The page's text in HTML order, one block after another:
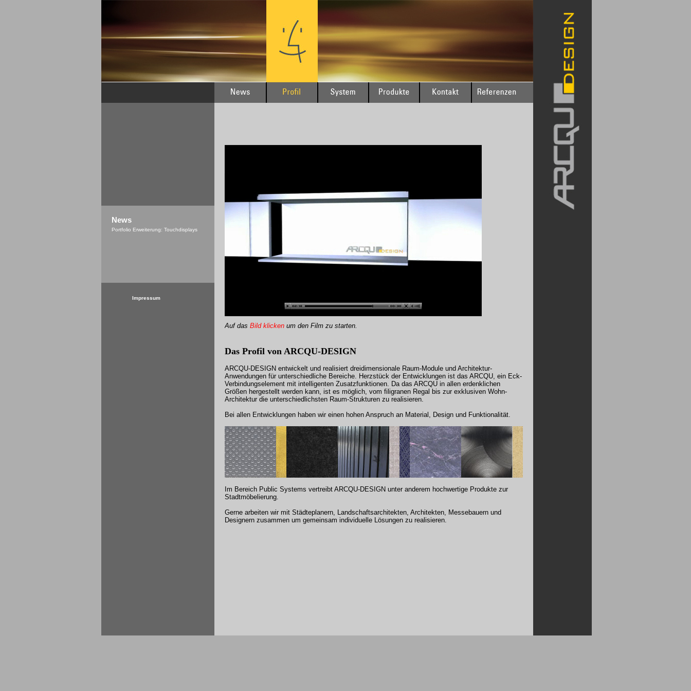
Auf das Bild klicken um den Film zu starten.
Das Profil von ARCQU-DESIGN
ARCQU-DESIGN entwickelt und realisiert dreidimensionale Raum-Module und Architektur-
Anwendungen für unterschiedliche Bereiche. Herzstück der Entwicklungen ist das ARCQU, ein Eck-
Verbindungselement mit intelligenten Zusatzfunktionen. Da das ARCQU in allen erdenklichen
Größen hergestellt werden kann, ist es möglich, vom filigranen Regal bis zur exklusiven Wohn-
Architektur die unterschiedlichsten Raum-Strukturen zu realisieren.
Bei allen Entwicklungen haben wir einen hohen Anspruch an Material, Design und Funktionalität.
Im Bereich Public Systems vertreibt ARCQU-DESIGN unter anderem hochwertige Produkte zur
Stadtmöbelierung.
Gerne arbeiten wir mit Städteplanern, Landschaftsarchitekten, Architekten, Messebauern und
Designern zusammen um gemeinsam individuelle Lösungen zu realisieren.
News
Portfolio Erweiterung: Touchdisplays
Impressum